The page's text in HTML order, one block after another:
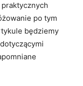
po⁢ tym
będziemy